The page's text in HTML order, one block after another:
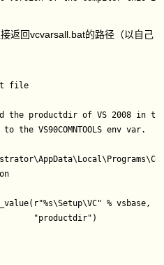
返回vcvarsall.bat的路径（以自己
file
the productdir of VS 2008 in
the VS90COMNTOOLS env var.
% vsbase,
"productdir")